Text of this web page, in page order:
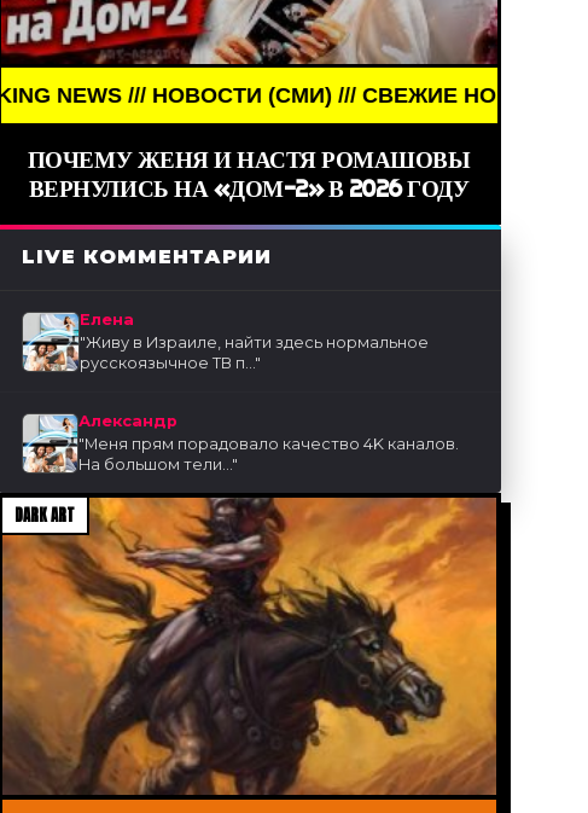
/// НОВОСТИ (СМИ) /// СВЕЖИЕ НОВОСТИ ///
ПОЧЕМУ ЖЕНЯ И НАСТЯ РОМАШОВЫ
ВЕРНУЛИСЬ НА «ДОМ-2» В 2026 ГОДУ
LIVE КОММЕНТАРИИ
Елена
"Живу в Израиле, найти здесь нормальное
русскоязычное ТВ п..."
Александр
"Меня прям порадовало качество 4K каналов.
На большом тели..."
DARK ART